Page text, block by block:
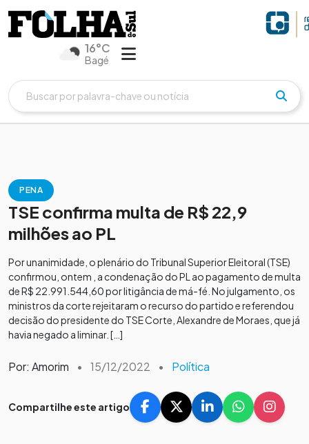
16°C
Bagé
PENA
TSE confirma multa de R$ 22,9
milhões ao PL
Por unanimidade, o plenário do Tribunal Superior Eleitoral (TSE)
confirmou, ontem , a condenação do PL ao pagamento de multa
de R$ 22.991.544,60 por litigância de má-fé. No julgamento, os
ministros da corte rejeitaram o recurso do partido e referendou
decisão do presidente do TSE Corte, Alexandre de Moraes, que já
havia negado a liminar. […]
Por: Amorim • 15/12/2022 • Política
Compartilhe este artigo